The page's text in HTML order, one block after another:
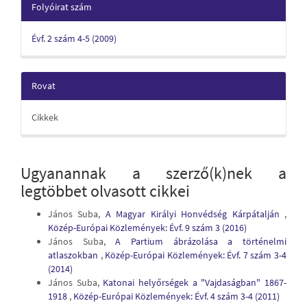
Folyóirat szám
Évf. 2 szám 4-5 (2009)
Rovat
Cikkek
Ugyanannak a szerző(k)nek a
legtöbbet olvasott cikkei
János Suba, A Magyar Királyi Honvédség Kárpátalján ,
Közép-Európai Közlemények: Évf. 9 szám 3 (2016)
János Suba,A Partium ábrázolása a történelmi
atlaszokban , Közép-Európai Közlemények: Évf. 7 szám 3-4
(2014)
János Suba, Katonai helyőrségek a "Vajdaságban" 1867-
1918 , Közép-Európai Közlemények: Évf. 4 szám 3-4 (2011)